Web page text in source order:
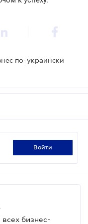
по-украински
войти
бизнес-